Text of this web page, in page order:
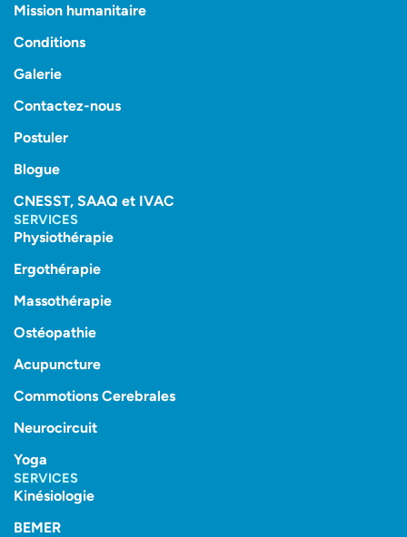
Mission humanitaire
Conditions
Galerie
Contactez-nous
Postuler
Blogue
CNESST, SAAQ et IVAC
SERVICES
Physiothérapie
Ergothérapie
Massothérapie
Ostéopathie
Acupuncture
Commotions Cerebrales
Neurocircuit
Yoga
SERVICES
Kinésiologie
BEMER